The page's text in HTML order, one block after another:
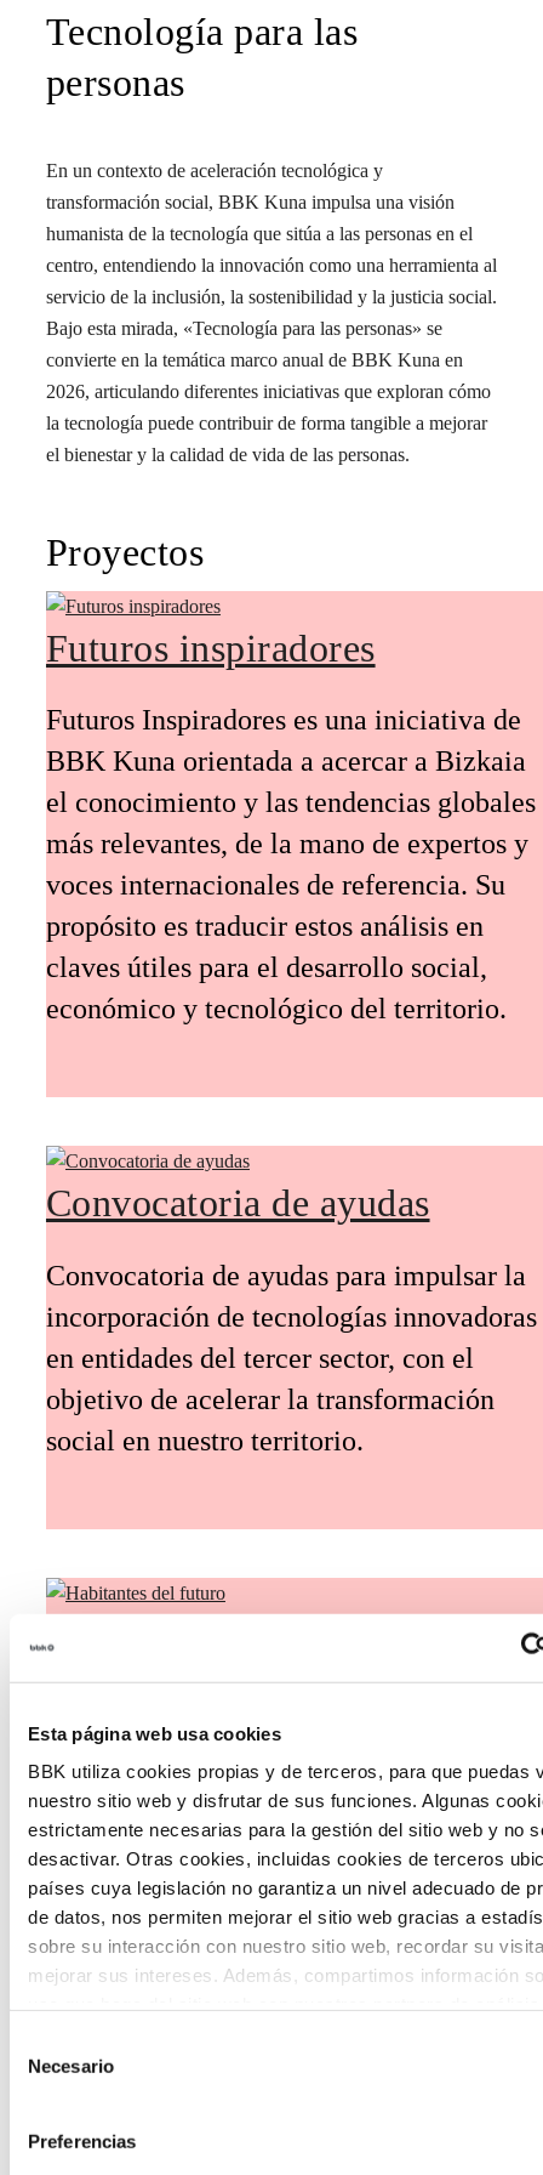
Esta página web usa cookies
BBK utiliza cookies propias y de terceros, para que puedas
nuestro sitio web y disfrutar de sus funciones. Algunas
estrictamente necesarias para la gestión del sitio web y no
desactivar. Otras cookies, incluidas cookies de terceros
países cuya legislación no garantiza un nivel adecuado de
de datos, nos permiten mejorar el sitio web gracias a
sobre su interacción con nuestro sitio web, recordar su
mejorar sus intereses. Además, compartimos información
proporcionado o que hayan recopilado a partir del uso que
Necesario
Preferencias
Tecnología para las
personas
En un contexto de aceleración tecnológica y
transformación social, BBK Kuna impulsa una visión
humanista de la tecnología que sitúa a las personas en el
centro, entendiendo la innovación como una herramienta al
servicio de la inclusión, la sostenibilidad y la justicia social.
Bajo esta mirada, «Tecnología para las personas» se
convierte en la temática marco anual de BBK Kuna en
2026, articulando diferentes iniciativas que exploran cómo
la tecnología puede contribuir de forma tangible a mejorar
el bienestar y la calidad de vida de las personas.
Proyectos
Futuros inspiradores
Futuros Inspiradores es una iniciativa de
BBK Kuna orientada a acercar a Bizkaia
el conocimiento y las tendencias globales
más relevantes, de la mano de expertos y
voces internacionales de referencia. Su
propósito es traducir estos análisis en
claves útiles para el desarrollo social,
económico y tecnológico del territorio.
Convocatoria de ayudas
Convocatoria de ayudas para impulsar la
incorporación de tecnologías innovadoras
en entidades del tercer sector, con el
objetivo de acelerar la transformación
social en nuestro territorio.
Habitantes del futuro
prospectiva ciudadana orientado a
introducir la participación de la
ciudadanía y la voz de los jóvenes en la
definición de escenarios futuros y el
diseño de soluciones a los principales
retos de Euskadi.
The Future Game